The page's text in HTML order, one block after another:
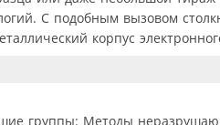
С подобным вызовом
корпус
группы: Методы